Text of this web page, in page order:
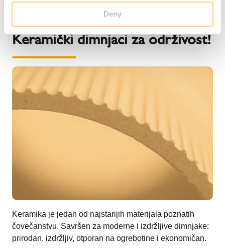
Deny
INSPIRATOR ANTARES KAMINA
Keramički dimnjaci za održivost!
Keramika je jedan od najstarijih materijala poznatih
čovečanstvu. Savršen za moderne i izdržljive dimnjake:
prirodan, izdržljiv, otporan na ogrebotine i ekonomičan.